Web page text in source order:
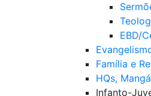
EBD/
Família e
HQs,
Infanto-